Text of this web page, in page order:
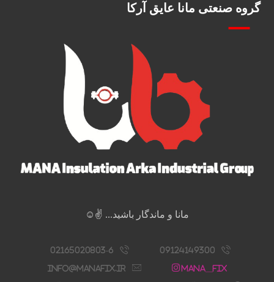
گروه صنعتی مانا عایق آرکا
مانا و ماندگار باشید... ✌️☺️
09124149300
02165020803-6
Mana__fix
info@manafix.ir